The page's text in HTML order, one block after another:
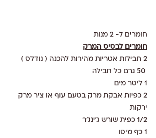
חומרים ל- 2 מנות
חומרים לבסיס המרק
2 חבילות אטריות מהירות להכנה ( נודלס )
1 ליטר מים
2 כפיות אבקת מרק בטעם עוף או ציר מרק
ירקות
1/2 כפית שורש ג'ינג'ר
1 כף מיסו